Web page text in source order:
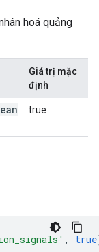
hoá quảng
Giá trị mặc
định
true
, true